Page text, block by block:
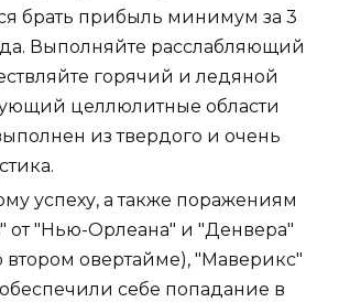
брать прибыль минимум за 3
Выполняйте расслабляющий
горячий и ледяной
целлюлитные области
из твердого и очень
успеху, а также поражениям
от "Нью-Орлеана" и "Денвера"
втором овертайме), "Маверикс"
себе попадание в